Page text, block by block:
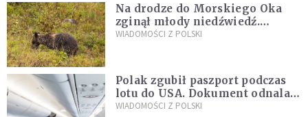
Na drodze do Morskiego Oka
zginął młody niedźwiedź.
Sprawę bada Policja i TPN
WIADOMOŚCI Z POLSKI
Polak zgubił paszport podczas
lotu do USA. Dokument odnalazł
się w nietypowym miejscu
WIADOMOŚCI Z POLSKI